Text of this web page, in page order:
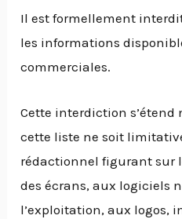
Il est formellement
les informations
commerciales.
Cette interdiction
cette liste ne soit
rédactionnel figurant sur
des écrans, aux logiciels
l’exploitation, aux logos,